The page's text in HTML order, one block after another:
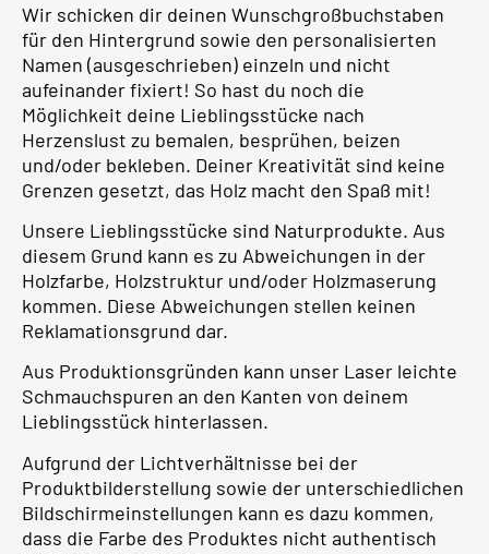
Wir schicken dir deinen Wunschgroßbuchstaben
für den Hintergrund sowie den personalisierten
Namen (ausgeschrieben) einzeln und nicht
aufeinander fixiert! So hast du noch die
Möglichkeit deine Lieblingsstücke nach
Herzenslust zu bemalen, besprühen, beizen
und/oder bekleben. Deiner Kreativität sind keine
Grenzen gesetzt, das Holz macht den Spaß mit!
Unsere Lieblingsstücke sind Naturprodukte. Aus
diesem Grund kann es zu Abweichungen in der
Holzfarbe, Holzstruktur und/oder Holzmaserung
kommen. Diese Abweichungen stellen keinen
Reklamationsgrund dar.
Aus Produktionsgründen kann unser Laser leichte
Schmauchspuren an den Kanten von deinem
Lieblingsstück hinterlassen.
Aufgrund der Lichtverhältnisse bei der
Produktbilderstellung sowie der unterschiedlichen
Bildschirmeinstellungen kann es dazu kommen,
dass die Farbe des Produktes nicht authentisch